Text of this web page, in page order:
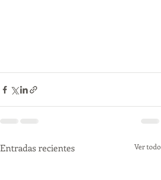
Entradas recientes Ver todo